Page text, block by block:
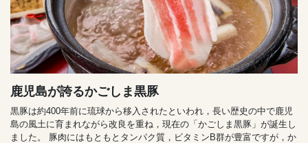
鹿児島が誇るかごしま黒豚
黒豚は約400年前に琉球から移入されたといわれ，長い歴史の中で鹿児
島の風土に育まれながら改良を重ね，現在の「かごしま黒豚」が誕生し
ました。 豚肉にはもともとタンパク質，ビタミンB群が豊富ですが，か